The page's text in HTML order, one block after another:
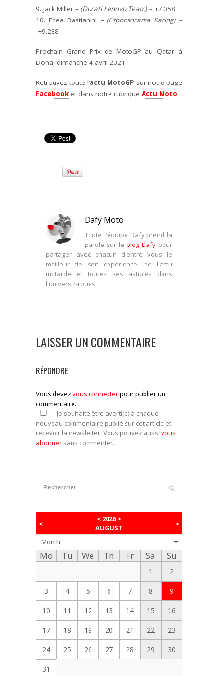
9. Jack Miller – (Ducati Lenovo Team)– +7.058
10. Enea Bastianini – (Esponsorama Racing)–
+9.288
Prochain Grand Prix de MotoGP au Qatar à
Doha, dimanche 4 avril 2021.
Retrouvez toute l’actu MotoGP sur notre page
Facebooket dans notre rubrique Actu Moto.
Dafy Moto
Toute l'équipe Dafy prend la
parole sur le blog Dafy pour
partager avec chacun d'entre vous le
meilleur de son expérience, de l'actu
motarde et toutes ses astuces dans
l'univers 2-roues.
LAISSER UN COMMENTAIRE
RÉPONDRE
Vous devez vous connecterpour publier un
commentaire.
Je souhaite être averti(e) à chaque
nouveau commentaire publié sur cet article et
recevoir la newsletter. Vous pouvez aussi vous
abonner sans commenter.
<
< 2026>
AUGUST
>
Month
Mo Tu We Th Fr Sa Su
1 2
3 4 5 6 7 8 9
10 11 12 13 14 15 16
17 18 19 20 21 22 23
24 25 26 27 28 29 30
31